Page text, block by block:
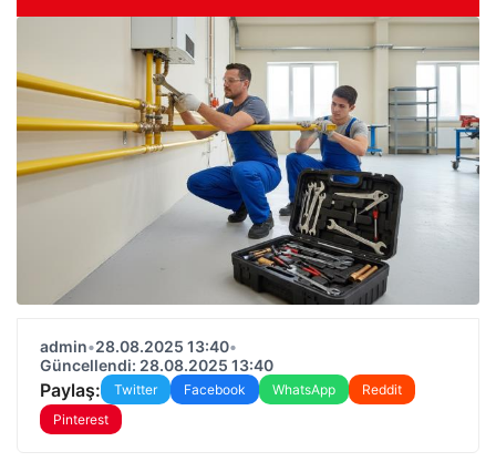
admin•28.08.2025 13:40•
Güncellendi: 28.08.2025 13:40
Paylaş: Twitter Facebook WhatsApp
Reddit
Pinterest